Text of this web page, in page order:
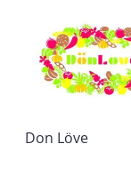
Don Löve